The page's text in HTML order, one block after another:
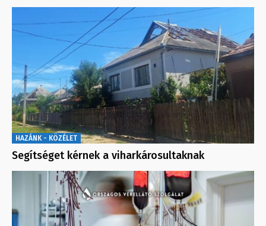
HAZÁNK - KÖZÉLET
Segítséget kérnek a viharkárosultaknak